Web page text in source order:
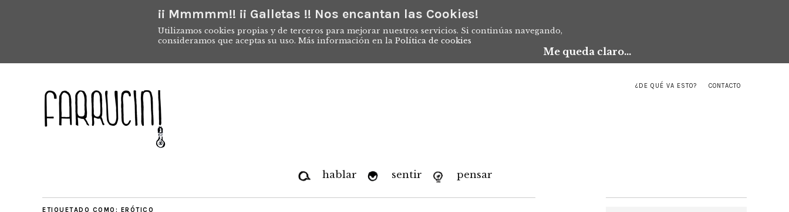
¡¡ Mmmmm!! ¡¡ Galletas !! Nos encantan las Cookies!
Utilizamos cookies propias y de terceros para mejorar nuestros servicios. Si continúas navegando,
consideramos que aceptas su uso. Más información en la Política de cookies
Me queda claro...
¿DE QUÉ VA ESTO? CONTACTO
hablar sentir pensar
ETIQUETADO COMO: ERÓTICO